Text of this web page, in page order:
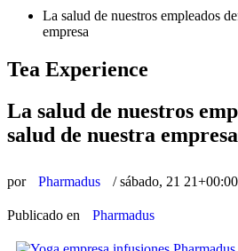
La salud de nuestros empleados
empresa
Tea Experience
La salud de nuestros
salud de nuestra empresa
por Pharmadus /sábado, 21
Publicado en Pharmadus